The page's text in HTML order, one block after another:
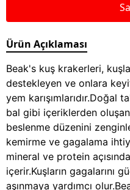
Ürün Açıklaması
Beak's kuş krakerleri,
destekleyen ve onlara
yem karışımlarıdır.Doğal
bal gibi içeriklerden
beslenme düzenini
kemirme ve gagalama
mineral ve protein
içerir.Kuşların gagalarını
aşınmaya yardımcı